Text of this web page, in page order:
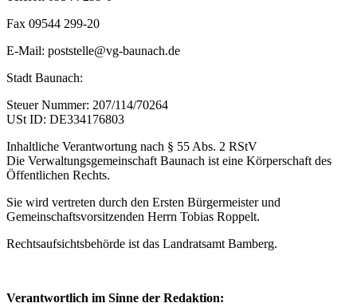
Fax 09544 299-20
E-Mail: poststelle@vg-baunach.de
Stadt Baunach:
Steuer Nummer: 207/114/70264
USt ID: DE334176803
Inhaltliche Verantwortung nach § 55 Abs. 2 RStV
Die Verwaltungsgemeinschaft Baunach ist eine Körperschaft des
Öffentlichen Rechts.
Sie wird vertreten durch den Ersten Bürgermeister und
Gemeinschaftsvorsitzenden Herrn Tobias Roppelt.
Rechtsaufsichtsbehörde ist das Landratsamt Bamberg.
Verantwortlich im Sinne der Redaktion: